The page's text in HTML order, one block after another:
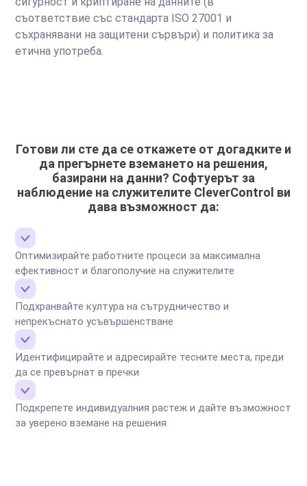
съответствие със стандарта ISO 27001 и
съхранявани на защитени сървъри) и политика за
етична употреба.
Готови ли сте да се откажете от догадките и
да прегърнете вземането на решения,
базирани на данни? Софтуерът за
наблюдение на служителите CleverControl ви
дава възможност да:
Оптимизирайте работните процеси за максимална
ефективност и благополучие на служителите
Подхранвайте култура на сътрудничество и
непрекъснато усъвършенстване
Идентифицирайте и адресирайте тесните места, преди
да се превърнат в пречки
Подкрепете индивидуалния растеж и дайте възможност
за уверено вземане на решения